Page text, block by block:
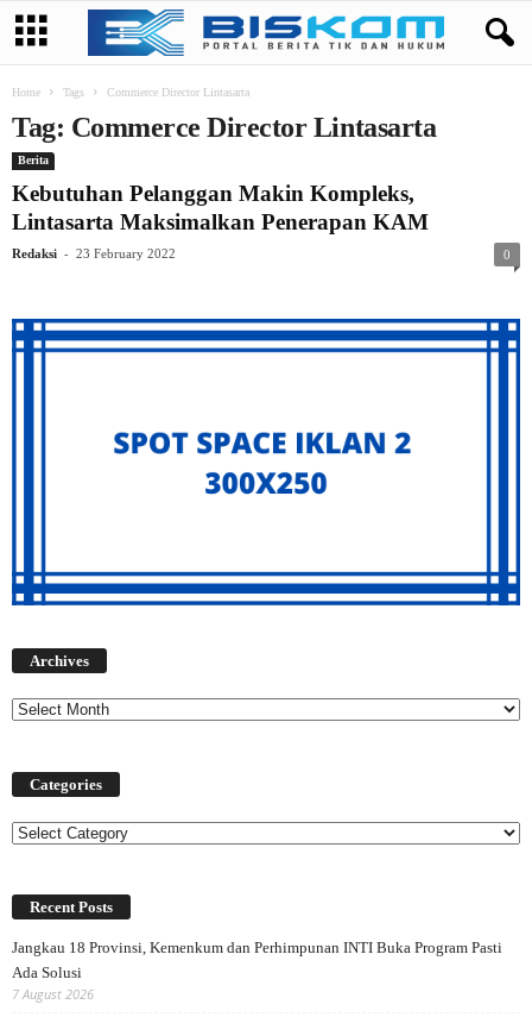
Home Tags Commerce Director Lintasarta
Tag: Commerce Director Lintasarta
Berita
Kebutuhan Pelanggan Makin Kompleks,
Lintasarta Maksimalkan Penerapan KAM
Redaksi - 23 February 2022 0
Archives
Categories
Categories
Recent Posts
Jangkau 18 Provinsi, Kemenkum dan Perhimpunan INTI Buka Program Pasti
Ada Solusi
7 August 2026